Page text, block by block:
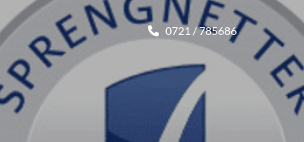
0721 / 785686